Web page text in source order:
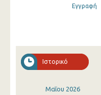
Εγγραφή
Ιστορικό
Μαΐου 2026